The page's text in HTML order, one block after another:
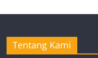
Tentang Kami